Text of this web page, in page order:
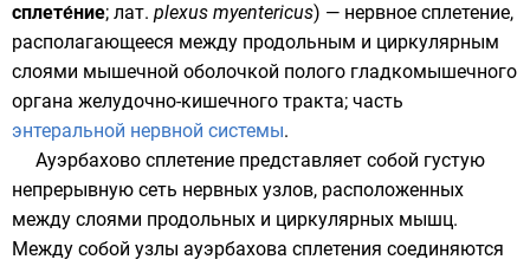
сплете́ние; лат. plexus myentericus) — нервное сплетение,
располагающееся между продольным и циркулярным
слоями мышечной оболочкой полого гладкомышечного
органа желудочно-кишечного тракта; часть
энтеральной нервной системы.
Ауэрбахово сплетение представляет собой густую
непрерывную сеть нервных узлов, расположенных
между слоями продольных и циркулярных мышц.
Между собой узлы ауэрбахова сплетения соединяются